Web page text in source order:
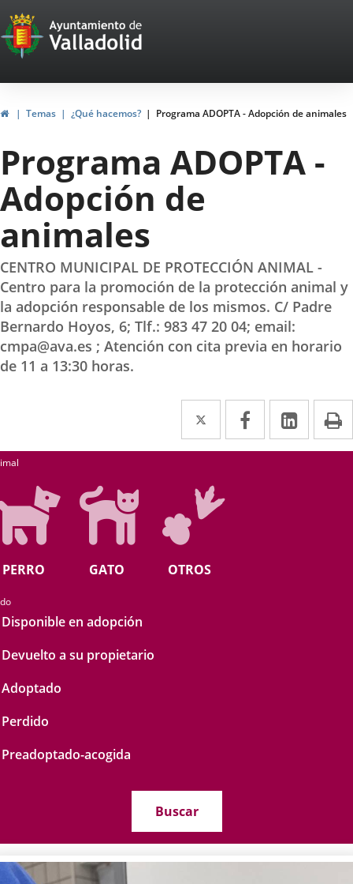
Portal
Web
del
Ayuntamiento
de
Valladolid
InicioTemas ¿Qué hacemos? Programa ADOPTA - Adopción de animales
Programa ADOPTA -
Adopción de
animales
CENTRO MUNICIPAL DE PROTECCIÓN ANIMAL -
Centro para la promoción de la protección animal y
la adopción responsable de los mismos. C/ Padre
Bernardo Hoyos, 6; Tlf.: 983 47 20 04; email:
cmpa@ava.es ; Atención con cita previa en horario
de 11 a 13:30 horas.
Twitter
Enlace
a
aplicación
externa.
Facebook
Enlace
a
Enlace
a
PERRO GATO OTROS
Disponible en adopción
Devuelto a su propietario
Adoptado
Perdido
Preadoptado-acogida
Buscar